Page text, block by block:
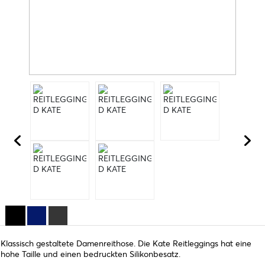
Klassisch gestaltete Damenreithose. Die Kate Reitleggings hat eine
hohe Taille und einen bedruckten Silikonbesatz.